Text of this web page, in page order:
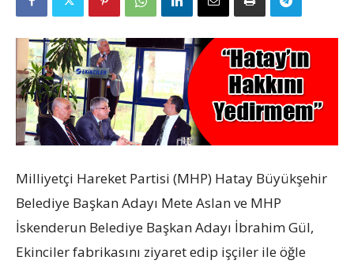
Milliyetçi Hareket Partisi (MHP) Hatay Büyükşehir
Belediye Başkan Adayı Mete Aslan ve MHP
İskenderun Belediye Başkan Adayı İbrahim Gül,
Ekinciler fabrikasını ziyaret edip işçiler ile öğle